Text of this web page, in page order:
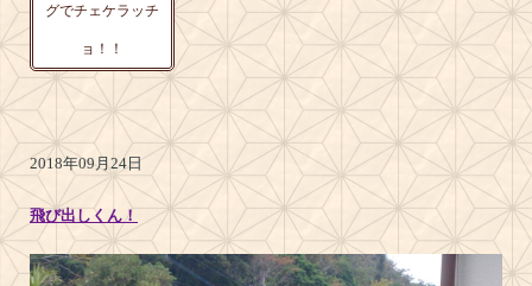
グでチェケラッチ
ョ！！
2018年09月24日
飛び出しくん！